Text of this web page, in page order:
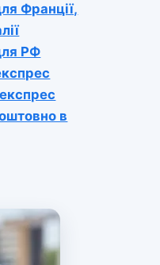
Франції,
РФ
в